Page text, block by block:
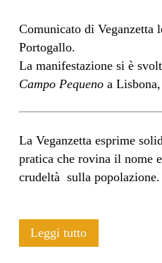
Comunicato di Veganzetta
Portogallo.
La manifestazione si è
Campo Pequenoa Lisbona,
La Veganzetta esprime
pratica che rovina il nome
crudeltà sulla popolazione.
Leggi tuttoSolidarietà